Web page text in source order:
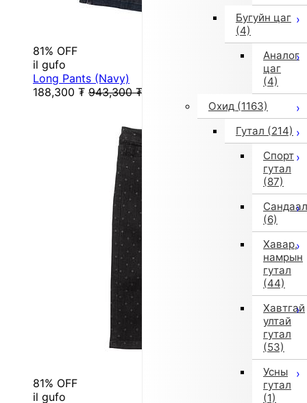
Бугуйн цаг
(4)
Аналог
цаг
(4)
Охид (1163)
Гутал (214)
Спорт
гутал
(87)
Сандаал
(6)
Хавар,
намрын
гутал
(44)
Хавтгай
ултай
гутал
(53)
Усны
гутал
(1)
81% OFF
il gufo
Long Pants (Navy)
188,300 ₮ 943,300 ₮
81% OFF
il gufo